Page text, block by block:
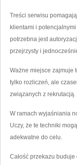
Treści serwisu
klientami i
potrzebna jest
przejrzysty i
Ważne miejsce zajmuje
tylko rozliczeń, ale
związanych z
W ramach wyjaśniania
Uczy, że te techniki
adekwatne do celu.
Całość przekazu